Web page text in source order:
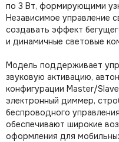
LE MAITRE
Le Mark
LightCraft
Light Sky
Light Union
Look Solutions
LevelUp цепные тали
MA Lighting
MAdrix
Magmatic FX
по 3 Вт, формирующими
Независимое управление
создавать эффект
и динамичные световые
Модель поддерживает
звуковую активацию,
конфигурации Master/
электронный диммер,
беспроводного
обеспечивают широкие
оформления для